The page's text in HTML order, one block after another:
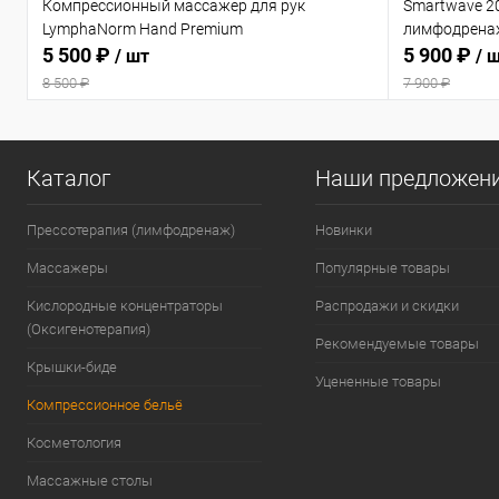
Компрессионный массажер для рук
LymphaNorm Hand Premium
5 500 ₽ / шт
8 500 ₽
Smartwave
5 900 ₽ /
7 900 ₽
Каталог
Прессотерапия (лимфодренаж)
Массажеры
Кислородные концентраторы
(Оксигенотерапия)
Крышки-биде
Компрессионное бельё
Косметология
Массажные столы
Наши
Новинки
Популярные товары
Распродажи и скидки
Рекомендуемые товары
Уцененные товары